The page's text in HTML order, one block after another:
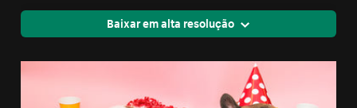
Baixar em alta resolução